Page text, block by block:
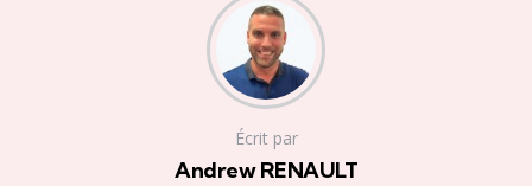
Écrit par
Andrew RENAULT